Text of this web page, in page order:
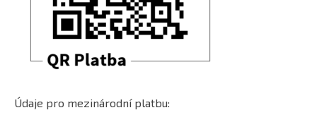
Údaje pro mezinárodní platbu: